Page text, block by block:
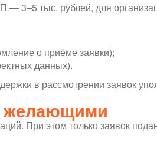
3–5 тыс. рублей, для
о приёме заявки);
данных).
в рассмотрении заявок
желающими
При этом только заявок